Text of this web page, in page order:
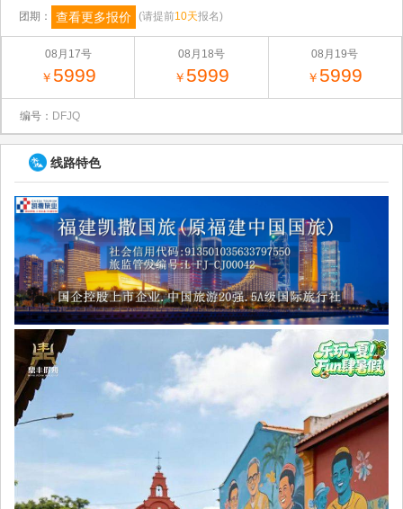
团期： 查看更多报价 (请提前10天报名)
08月17号
￥ 5999
08月18号
￥ 5999
08月19号
￥ 5999
编号： DFJQ
线路特色